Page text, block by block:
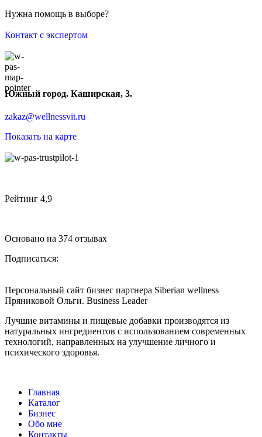
Нужна помощь в выборе?
Контакт с экспертом
Южный город. Каширская, 3.
zakaz@wellnessvit.ru
Показать на карте
Рейтинг 4,9
Основано на 374 отзывах
Подписаться:
Персональный сайт бизнес партнера Siberian wellness
Пряниковой Ольги. Business Leader
Лучшие витамины и пищевые добавки производятся из
натуральных ингредиентов с использованием современных
технологий, направленных на улучшение личного и
психического здоровья.
Главная
Каталог
Бизнес
Обо мне
Контакты